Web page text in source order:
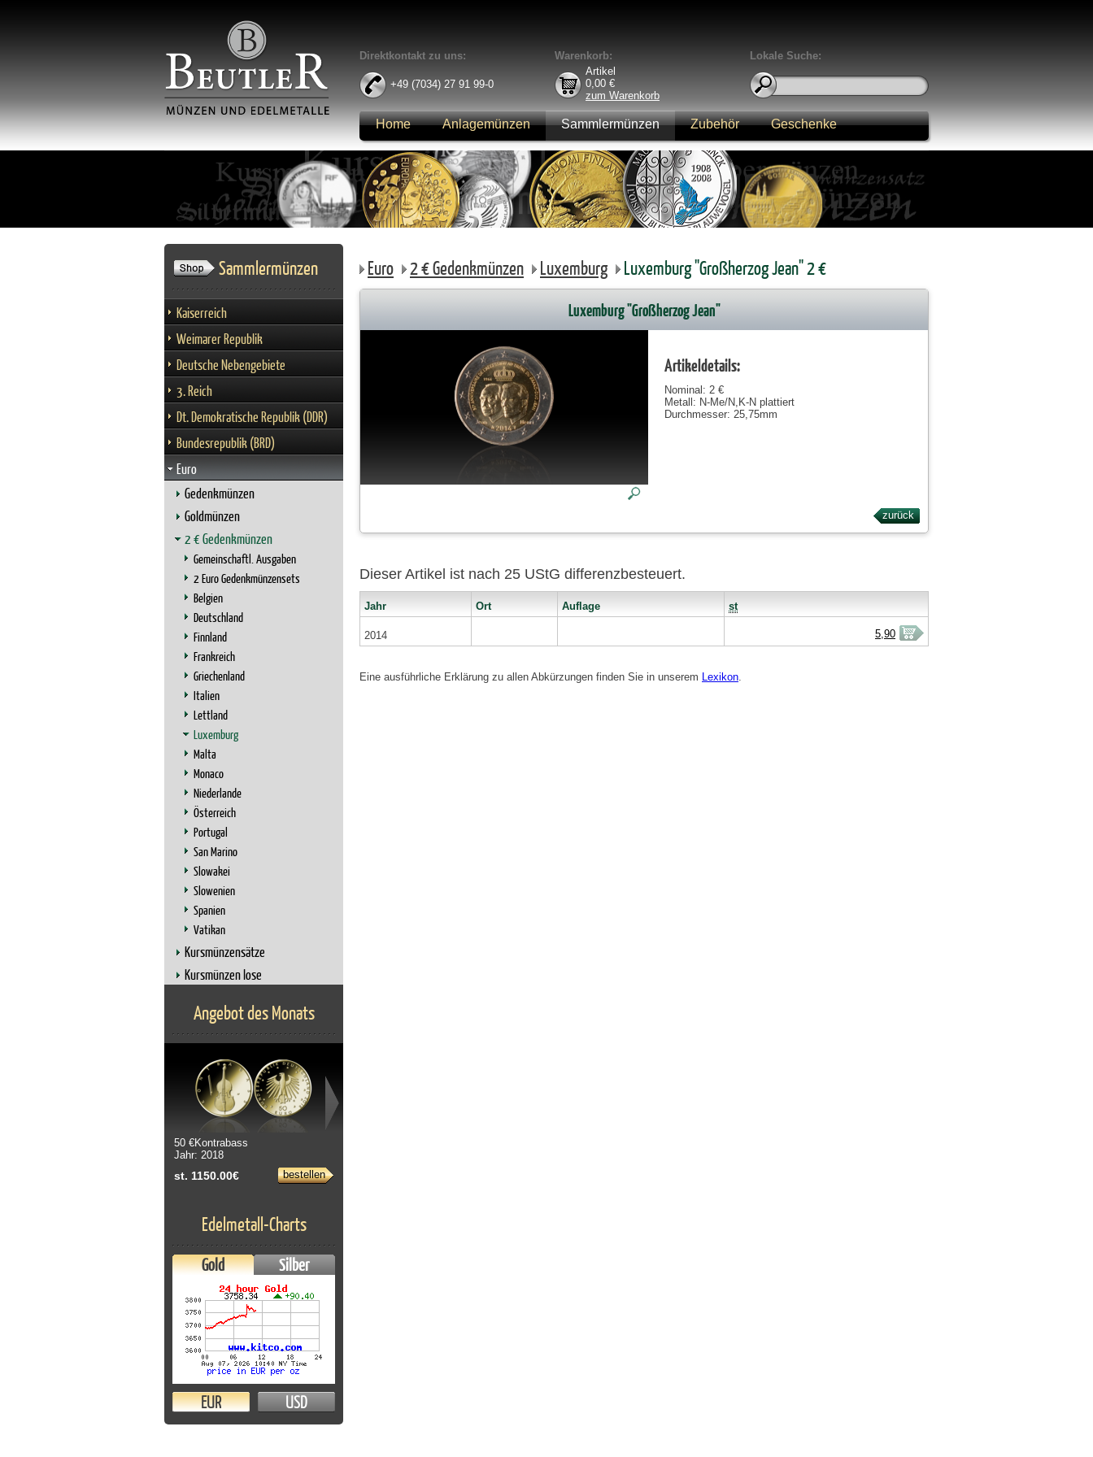
Direktkontakt zu uns:
+49 (7034) 27 91 99-0
Warenkorb:
Artikel
0,00 €
zum Warenkorb
Lokale Suche:
Home Anlagemünzen Sammlermünzen Zubehör Geschenke
Anmelden
Sammlermünzen
Kaiserreich
Weimarer Republik
Deutsche Nebengebiete
3. Reich
Dt. Demokratische Republik (DDR)
Bundesrepublik (BRD)
Euro
Gedenkmünzen
Goldmünzen
2 € Gedenkmünzen
Gemeinschaftl. Ausgaben
2 Euro Gedenkmünzensets
Belgien
Deutschland
Finnland
Frankreich
Griechenland
Italien
Lettland
Luxemburg
Malta
Monaco
Niederlande
Österreich
Portugal
San Marino
Slowakei
Slowenien
Spanien
Vatikan
Kursmünzensätze
Kursmünzen lose
Angebot des Monats
50 €Kontrabass
Jahr: 2018
st. 1150.00€ bestellen
Edelmetall-Charts
Gold Silber
EUR USD
Euro 2 € Gedenkmünzen Luxemburg Luxemburg "Großherzog Jean" 2 €
Luxemburg "Großherzog Jean"
Artikeldetails:
Nominal: 2 €
Metall: N-Me/N,K-N plattiert
Durchmesser: 25,75mm
zurück
Dieser Artikel ist nach 25 UStG differenzbesteuert.
Jahr Ort Auflage st
2014 5,90
Eine ausführliche Erklärung zu allen Abkürzungen finden Sie in unserem Lexikon.